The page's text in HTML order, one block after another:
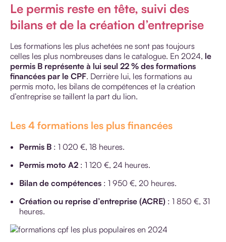
Le permis reste en tête, suivi des
bilans et de la création d’entreprise
Les formations les plus achetées ne sont pas toujours
celles les plus nombreuses dans le catalogue. En 2024, le
permis B représente à lui seul 22 % des formations
financées par le CPF. Derrière lui, les formations au
permis moto, les bilans de compétences et la création
d’entreprise se taillent la part du lion.
Les 4 formations les plus financées
Permis B : 1 020 €, 18 heures.
Permis moto A2 : 1 120 €, 24 heures.
Bilan de compétences : 1 950 €, 20 heures.
Création ou reprise d’entreprise (ACRE) : 1 850 €, 31
heures.